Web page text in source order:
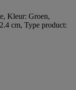
Kleur: Groen,
cm, Type product: